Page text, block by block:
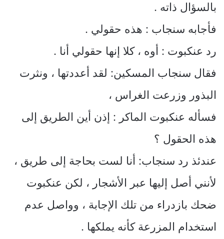
بالسؤال ذاته .
فأجابه سنجاب : هذه حقولي .
رد عنكبوت : أوه ، كلا إنها حقولي أنا .
فقال سنجاب المسكين: لقد أعددتها ، ونثرت
البذور وزرعت الغراس ،
فسأله عنكبوت الماكر : إذن أين الطريق إلى
هذه الحقول ؟
عندئذ رد سنجاب: أنا لست بحاجة إلى طريق ،
لأنني أصل إليها عبر الأشجار ، لكن عنكبوت
ضحك بازدراء من تلك الإجابة ، وواصل عدم
استخدام المزرعة كأنه يملكها .